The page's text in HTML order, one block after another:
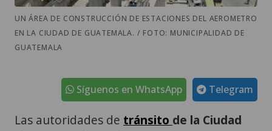
UN ÁREA DE CONSTRUCCIÓN DE ESTACIONES DEL AEROMETRO
EN LA CIUDAD DE GUATEMALA. / FOTO: MUNICIPALIDAD DE
GUATEMALA
Telegram
Síguenos en WhatsApp
Las autoridades de tránsito de la Ciudad